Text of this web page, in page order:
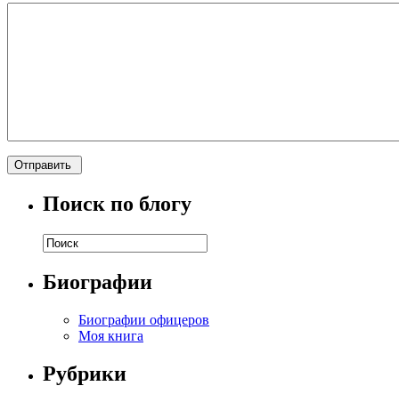
Поиск по блогу
Биографии
Биографии офицеров
Моя книга
Рубрики